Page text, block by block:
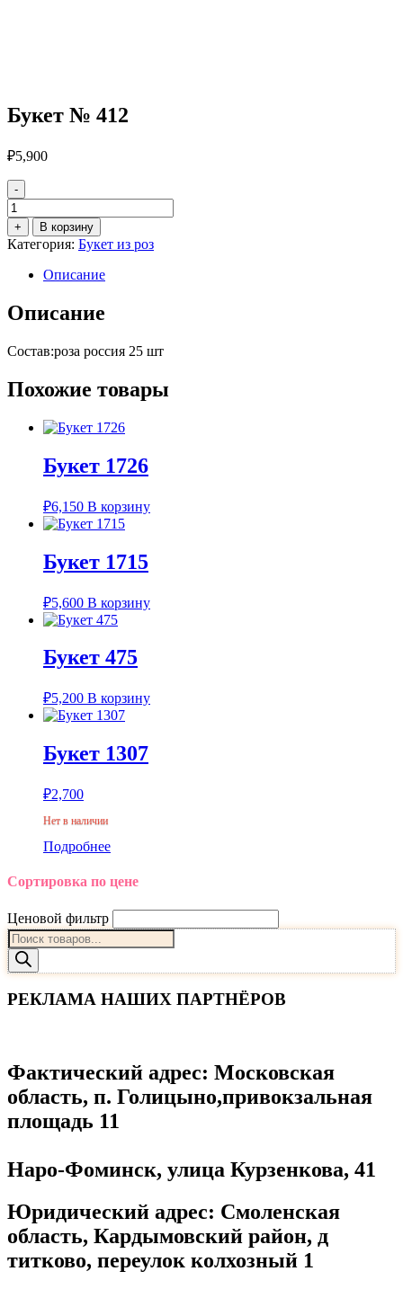
Букет № 412
₽5,900
-
Количество
товара
Букет
№
+ В корзину
Категория: Букет из роз
Описание
Описание
Состав:роза россия 25 шт
Похожие товары
Букет 1726
₽6,150 В корзину
Букет 1715
₽5,600 В корзину
Букет 475
₽5,200 В корзину
Букет 1307
₽2,700
Нет в наличии
Подробнее
Сортировка по цене
Ценовой фильтр
Поиск
товаров
РЕКЛАМА НАШИХ ПАРТНЁРОВ
Фактический адрес: Московская
область, п. Голицыно,привокзальная
площадь 11
Наро-Фоминск, улица Курзенкова, 41
Юридический адрес: Смоленская
область, Кардымовский район, д
титково, переулок колхозный 1